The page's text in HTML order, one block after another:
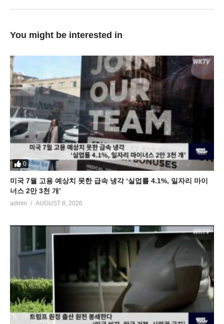
You might be interested in
0
미국 7월 고용 예상치 못한 급속 냉각 ‘실업률 4.1%, 일자리 마이
너스 2만 3천 개’
admin AUGUST 8, 2026